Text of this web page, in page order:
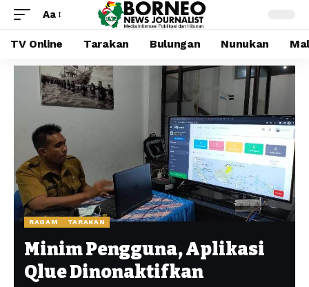
Aa
TV Online Tarakan Bulungan Nunukan
RAGAM TARAKAN
Minim Pengguna, Aplikasi
Qlue Dinonaktifkan